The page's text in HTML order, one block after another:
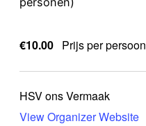
€10.00 Prijs per persoon
HSV ons Vermaak
View Organizer Website